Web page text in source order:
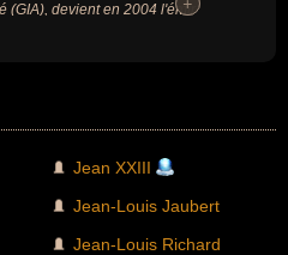
(GIA), devient en 2004 l'émir
et dans la guerre du Mali
il est tué par l'armée
Jean XXIII
Jean-Louis Jaubert
Jean-Louis Richard